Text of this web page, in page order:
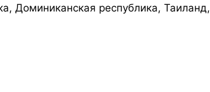
Доминиканская республика, Таиланд,